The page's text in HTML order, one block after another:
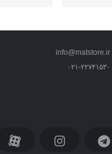
info@matstore.ir
۰۲۱-۲۲۷۴۱۵۳۰